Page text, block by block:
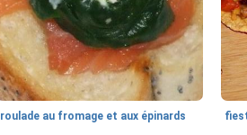
roulade au fromage et aux épinards